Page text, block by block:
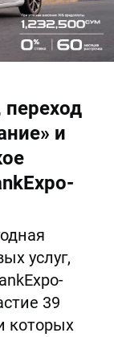
и
услуг,
39
которых